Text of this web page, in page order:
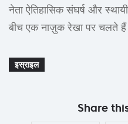
नेता ऐतिहासिक संघर्ष और
बीच एक नाज़ुक रेखा पर चलते
इस्राइल
Share